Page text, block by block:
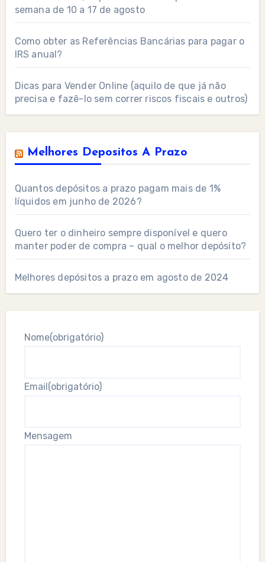
semana de 10 a 17 de agosto
Como obter as Referências Bancárias para pagar o
IRS anual?
Dicas para Vender Online (aquilo de que já não
precisa e fazê-lo sem correr riscos fiscais e outros)
Melhores Depositos A Prazo
Quantos depósitos a prazo pagam mais de 1%
líquidos em junho de 2026?
Quero ter o dinheiro sempre disponível e quero
manter poder de compra – qual o melhor depósito?
Melhores depósitos a prazo em agosto de 2024
Nome(obrigatório)
Email (obrigatório)
Mensagem